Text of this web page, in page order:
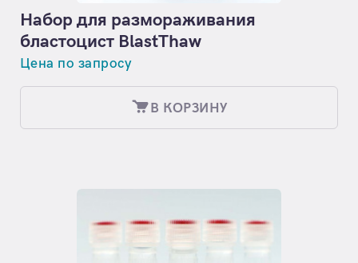
Набор для размораживания
бластоцист BlastThaw
Цена по запросу
В КОРЗИНУ